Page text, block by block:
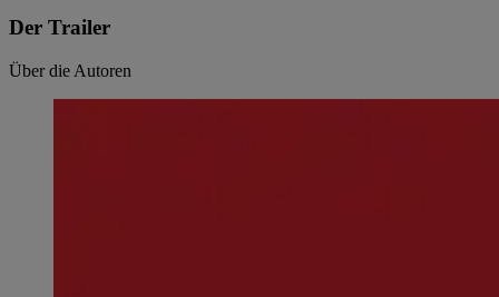
Der Trailer
Über die Autoren